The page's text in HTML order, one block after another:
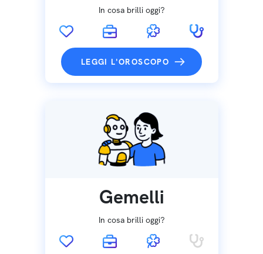
In cosa brilli oggi?
LEGGI L'OROSCOPO
Gemelli
In cosa brilli oggi?